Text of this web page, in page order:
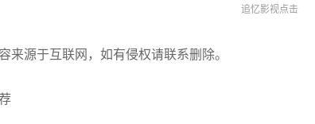
追忆影视点击
来源于互联网，如有侵权请联系删除。